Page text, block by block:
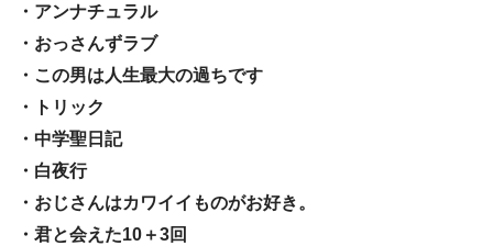
・アンナチュラル
・おっさんずラブ
・この男は人生最大の過ちです
・トリック
・中学聖日記
・白夜行
・おじさんはカワイイものがお好き。
・君と会えた10＋3回